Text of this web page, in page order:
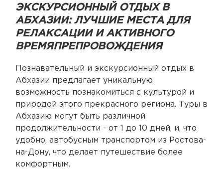
ЭКСКУРСИОННЫЙ ОТДЫХ В
АБХАЗИИ: ЛУЧШИЕ МЕСТА ДЛЯ
РЕЛАКСАЦИИ И АКТИВНОГО
ВРЕМЯПРЕПРОВОЖДЕНИЯ
Познавательный и экскурсионный отдых в
Абхазии предлагает уникальную
возможность познакомиться с культурой и
природой этого прекрасного региона. Туры в
Абхазию могут быть различной
продолжительности - от 1 до 10 дней, и, что
удобно, автобусным транспортом из Ростова-
на-Дону, что делает путешествие более
комфортным.